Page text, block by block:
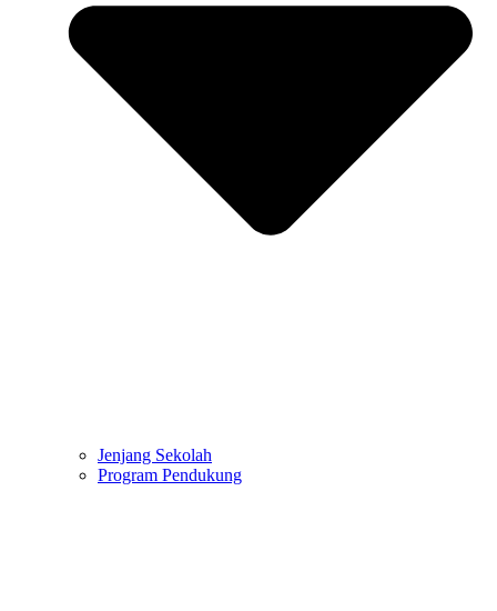
Jenjang Sekolah
Program Pendukung